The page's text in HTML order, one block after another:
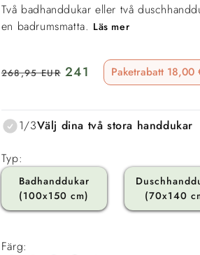
Två badhanddukar eller två
en badrumsmatta. Läs mer
Ordinarie
268,95 EUR Reapris
241 Paketrabatt 18,00
1/3Välj dina två stora handdukar
Typ:
Badhanddukar
(100x150 cm)
(70x140
Färg: